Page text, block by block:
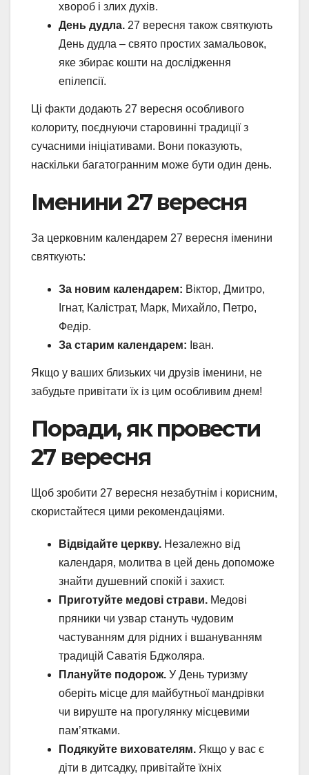
хвороб і злих духів.
День дудла. 27 вересня також святкують
День дудла – свято простих замальовок,
яке збирає кошти на дослідження
епілепсії.
Ці факти додають 27 вересня особливого
колориту, поєднуючи старовинні традиції з
сучасними ініціативами. Вони показують,
наскільки багатогранним може бути один день.
Іменини 27 вересня
За церковним календарем 27 вересня іменини
святкують:
За новим календарем: Віктор, Дмитро,
Ігнат, Калістрат, Марк, Михайло, Петро,
Федір.
За старим календарем: Іван.
Якщо у ваших близьких чи друзів іменини, не
забудьте привітати їх із цим особливим днем!
Поради, як провести
27 вересня
Щоб зробити 27 вересня незабутнім і корисним,
скористайтеся цими рекомендаціями.
Відвідайте церкву. Незалежно від
календаря, молитва в цей день допоможе
знайти душевний спокій і захист.
Приготуйте медові страви. Медові
пряники чи узвар стануть чудовим
частуванням для рідних і вшануванням
традицій Саватія Бджоляра.
Плануйте подорож. У День туризму
оберіть місце для майбутньої мандрівки
чи вируште на прогулянку місцевими
пам’ятками.
Подякуйте вихователям. Якщо у вас є
діти в дитсадку, привітайте їхніх